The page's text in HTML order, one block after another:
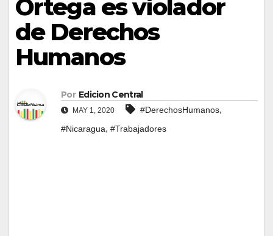
Ortega es violador
de Derechos
Humanos
Por Edicion Central
MAY 1, 2020 #DerechosHumanos,
#Nicaragua, #Trabajadores